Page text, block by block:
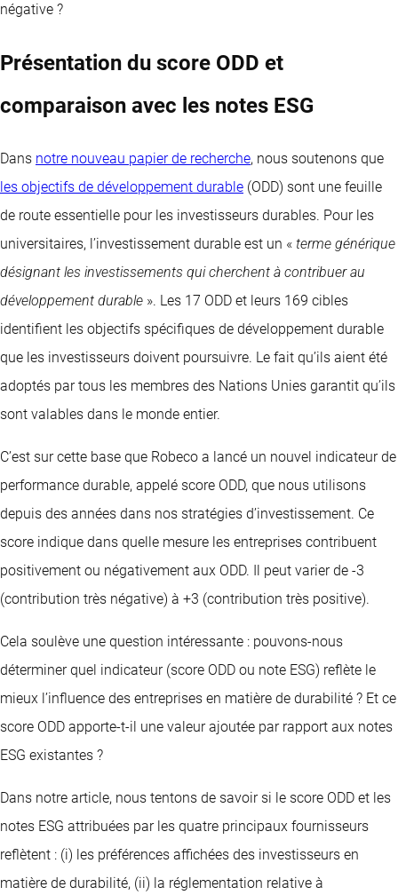
négative ?
Présentation du score ODD et
comparaison avec les notes ESG
Dans notre nouveau papier de recherche, nous soutenons que
les objectifs de développement durable (ODD) sont une feuille
de route essentielle pour les investisseurs durables. Pour les
universitaires, l’investissement durable est un « terme générique
désignant les investissements qui cherchent à contribuer au
développement durable ». Les 17 ODD et leurs 169 cibles
identifient les objectifs spécifiques de développement durable
que les investisseurs doivent poursuivre. Le fait qu’ils aient été
adoptés par tous les membres des Nations Unies garantit qu’ils
sont valables dans le monde entier.
C’est sur cette base que Robeco a lancé un nouvel indicateur de
performance durable, appelé score ODD, que nous utilisons
depuis des années dans nos stratégies d’investissement. Ce
score indique dans quelle mesure les entreprises contribuent
positivement ou négativement aux ODD. Il peut varier de -3
(contribution très négative) à +3 (contribution très positive).
Cela soulève une question intéressante : pouvons-nous
déterminer quel indicateur (score ODD ou note ESG) reflète le
mieux l’influence des entreprises en matière de durabilité ? Et ce
score ODD apporte-t-il une valeur ajoutée par rapport aux notes
ESG existantes ?
Dans notre article, nous tentons de savoir si le score ODD et les
notes ESG attribuées par les quatre principaux fournisseurs
reflètent : (i) les préférences affichées des investisseurs en
matière de durabilité, (ii) la réglementation relative à